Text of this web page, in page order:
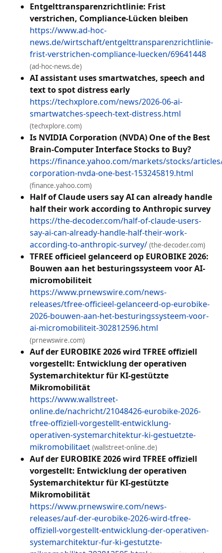
Entgelttransparenzrichtlinie: Frist
verstrichen, Compliance-Lücken bleiben
https://www.ad-hoc-
news.de/wirtschaft/entgelttransparenzrichtlinie-
frist-verstrichen-compliance-luecken/69641448
(ad-hoc-news.de)
AI assistant uses smartwatches, speech and
text to spot distress early
https://techxplore.com/news/2026-06-ai-
smartwatches-speech-text-distress.html
(techxplore.com)
Is NVIDIA Corporation (NVDA) One of the Best
Brain-Computer Interface Stocks to Buy?
https://finance.yahoo.com/markets/stocks/
corporation-nvda-one-best-153245819.html
(finance.yahoo.com)
Half of Claude users say AI can already handle
half their work according to Anthropic survey
https://the-decoder.com/half-of-claude-users-
say-ai-can-already-handle-half-their-work-
according-to-anthropic-survey/ (the-decoder.com)
TFREE officieel gelanceerd op EUROBIKE 2026:
Bouwen aan het besturingssysteem voor AI-
micromobiliteit
https://www.prnewswire.com/news-
releases/tfree-officieel-gelanceerd-op-eurobike-
2026-bouwen-aan-het-besturingssysteem-voor-
ai-micromobiliteit-302812596.html
(prnewswire.com)
Auf der EUROBIKE 2026 wird TFREE offiziell
vorgestellt: Entwicklung der operativen
Systemarchitektur für KI-gestützte
Mikromobilität
https://www.wallstreet-
online.de/nachricht/21048426-eurobike-2026-
tfree-offiziell-vorgestellt-entwicklung-
operativen-systemarchitektur-ki-gestuetzte-
mikromobilitaet (wallstreet-online.de)
Auf der EUROBIKE 2026 wird TFREE offiziell
vorgestellt: Entwicklung der operativen
Systemarchitektur für KI-gestützte
Mikromobilität
https://www.prnewswire.com/news-
releases/auf-der-eurobike-2026-wird-tfree-
offiziell-vorgestellt-entwicklung-der-operativen-
systemarchitektur-fur-ki-gestutzte-